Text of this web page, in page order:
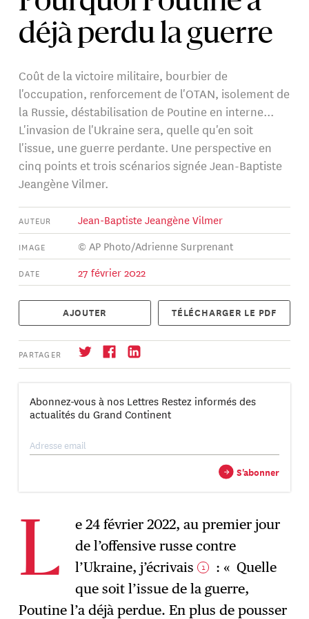
déjà perdu la guerre
Coût de la victoire militaire, bourbier de
l'occupation, renforcement de l'OTAN, isolement de
la Russie, déstabilisation de Poutine en interne...
L'invasion de l'Ukraine sera, quelle qu'en soit
l'issue, une guerre perdante. Une perspective en
cinq points et trois scénarios signée Jean-Baptiste
Jeangène Vilmer.
AUTEUR Jean-Baptiste Jeangène Vilmer
IMAGE © AP Photo/Adrienne Surprenant
DATE 27 février 2022
AJOUTER TÉLÉCHARGER LE PDF
PARTAGER
→
Abonnez-vous à nos Lettres Restez informés des
actualités du Grand Continent
→ S'abonner
L
e 24 février 2022, au premier jour
de l’offensive russe contre
l’Ukraine, j’écrivais 1
: « Quelle
que soit l’issue de la guerre,
Poutine l’a déjà perdue. En plus de pousser